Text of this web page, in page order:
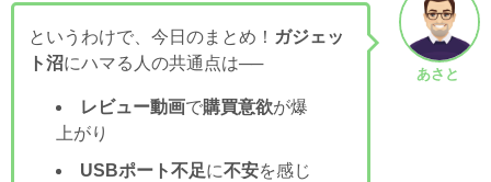
あさと
というわけで、今日のまとめ！ ガジェッ
ト沼にハマる人の共通点は──
レビュー動画で購買意欲が爆
上がり
USBポート不足に不安を感じ